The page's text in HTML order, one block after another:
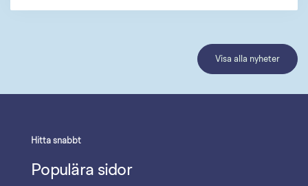
Visa alla nyheter
Hitta snabbt
Populära sidor